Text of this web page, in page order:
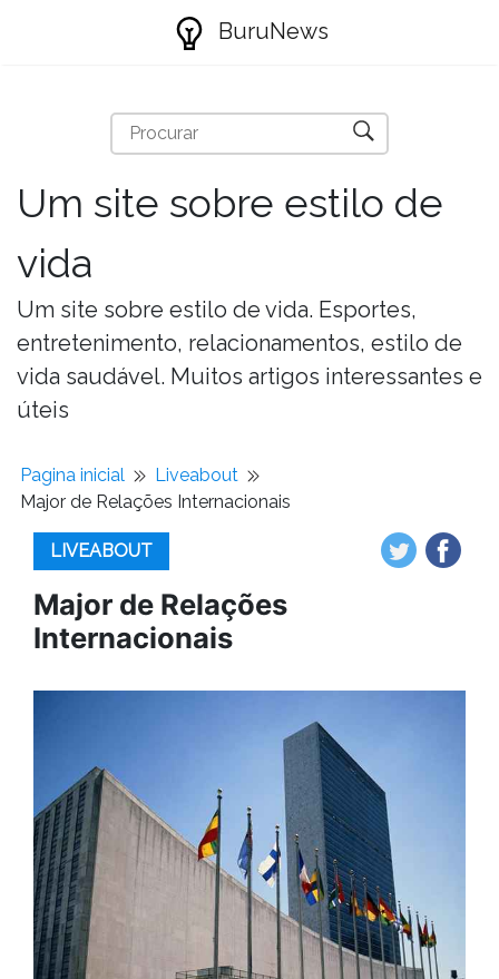
BuruNews
Um site sobre estilo de
vida
Um site sobre estilo de vida. Esportes,
entretenimento, relacionamentos, estilo de
vida saudável. Muitos artigos interessantes e
úteis
Pagina inicial
Liveabout
Major de Relações Internacionais
LIVEABOUT
Major de Relações
Internacionais